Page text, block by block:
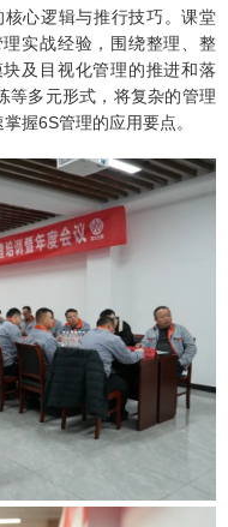
心逻辑与推行技巧。课堂
实战经验，围绕整理、整
及目视化管理的推进和落
等多元形式，将复杂的管理
握6S管理的应用要点。